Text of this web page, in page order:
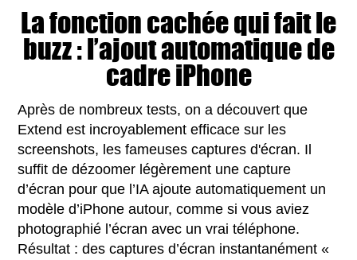
La fonction cachée qui fait le
buzz : l’ajout automatique de
cadre iPhone
Après de nombreux tests, on a découvert que
Extend est incroyablement efficace sur les
screenshots, les fameuses captures d'écran. Il
suffit de dézoomer légèrement une capture
d’écran pour que l’IA ajoute automatiquement un
modèle d’iPhone autour, comme si vous aviez
photographié l’écran avec un vrai téléphone.
Résultat : des captures d’écran instantanément «